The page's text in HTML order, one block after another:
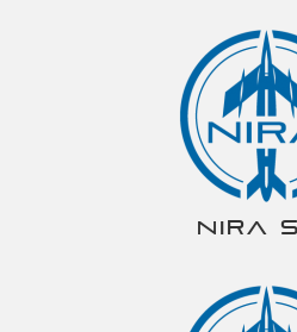
NIRA